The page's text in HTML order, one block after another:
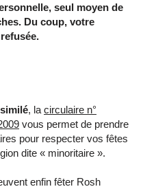
seul moyen de
Du coup, votre
, la circulaire n°
vous permet de prendre
pour respecter vos fêtes
dite « minoritaire ».
enfin fêter Rosh